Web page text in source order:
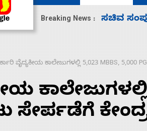
Breaking News :
ವಿಜಯೇಂದ್ರ ‘ಕಳೆದ 3-4
ವೈದ್ಯಕೀಯ ಕಾಲೇಜುಗಳಲ್ಲಿ 5,023 MBBS, 5,000
ಕಾಲೇಜುಗಳಲ್ಲಿ
ಸೇರ್ಪಡೆಗೆ